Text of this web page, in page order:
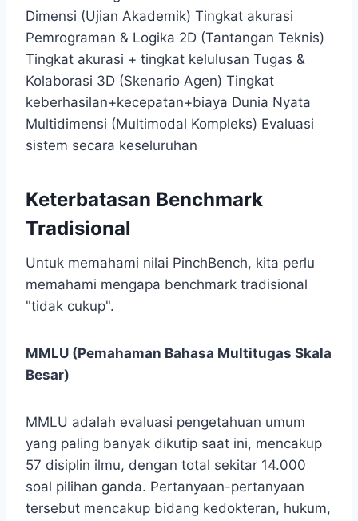
Dimensi (Ujian Akademik) Tingkat akurasi
Pemrograman & Logika 2D (Tantangan Teknis)
Tingkat akurasi + tingkat kelulusan Tugas &
Kolaborasi 3D (Skenario Agen) Tingkat
keberhasilan+kecepatan+biaya Dunia Nyata
Multidimensi (Multimodal Kompleks) Evaluasi
sistem secara keseluruhan
Keterbatasan Benchmark
Tradisional
Untuk memahami nilai PinchBench, kita perlu
memahami mengapa benchmark tradisional
"tidak cukup".
MMLU (Pemahaman Bahasa Multitugas Skala
Besar)
MMLU adalah evaluasi pengetahuan umum
yang paling banyak dikutip saat ini, mencakup
57 disiplin ilmu, dengan total sekitar 14.000
soal pilihan ganda. Pertanyaan-pertanyaan
tersebut mencakup bidang kedokteran, hukum,